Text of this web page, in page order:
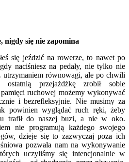
nigdy się nie zapomina
się jeździć na rowerze, to nawet po
naciśniesz na pedały, nie tylko nie
utrzymaniem równowagi, ale po chwili
ostatnią przejażdżkę zrobił sobie
ruchowej możemy wykonywać
i bezrefleksyjnie. Nie musimy za
powinien wyglądać ruch ręki, żeby
trafił do naszej buzi, a nie w oko.
nie programują każdego swojego
dzieje się to zazwyczaj poza ich
pozwala nam na wykonywanie
uczyliśmy się intencjonalnie w